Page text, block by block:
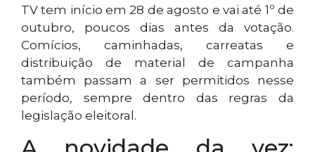
TV tem início em 28 de agosto e vai até 1º de
outubro, poucos dias antes da votação.
Comícios, caminhadas, carreatas e
distribuição de material de campanha
também passam a ser permitidos nesse
período, sempre dentro das regras da
legislação eleitoral.